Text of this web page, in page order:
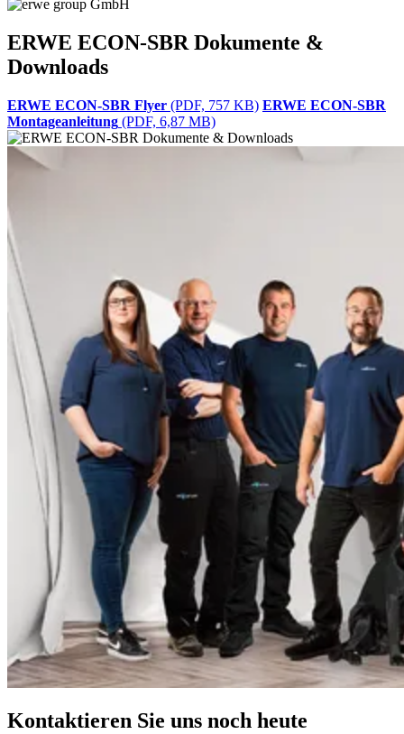
ERWE ECON-SBR Dokumente &
Downloads
ERWE ECON-SBR Flyer (PDF, 757 KB) ERWE ECON-SBR
Montageanleitung (PDF, 6,87 MB)
Kontaktieren Sie uns noch heute